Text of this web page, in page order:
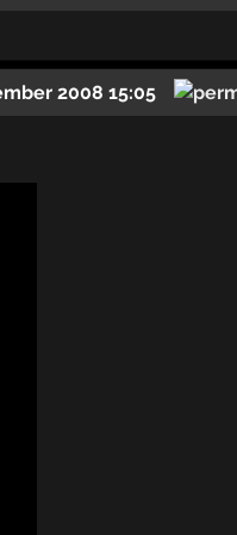
2008 15:05